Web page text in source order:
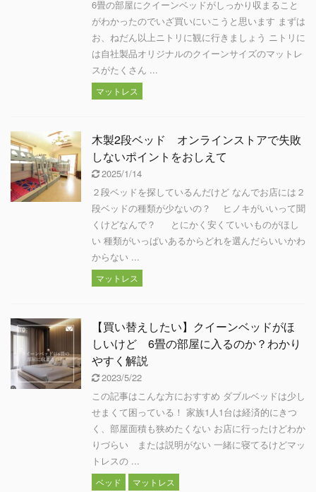
6畳の部屋にクイーンベッドがしっかり収まること
がわかったのでいざ買いにいこうと思います まずは
お、ねだん以上ニトリに観に行きましょう ニトリに
は自社製品オリジナルのクイーンサイズのマットレ
スがたくさん ...
マットレス
木製2段ベッド オンラインストアで失敗
しないポイントをおしえて
2025/1/14
２段ベッドを探しているんだけど なんでお店には２
段ベッドの種類が少ないの？ ヒノキがいいって聞
くけどなんで？ とにかく安くていいものがほし
い 種類がいっぱいあるからどれを選んだらいいかわ
からない ...
マットレス
【買い替えしたい】クイーンベッドがほ
しいけど 6畳の部屋に入るのか？わかり
やすく解説
2023/5/22
この記事はこんな方におすすめ ダブルベッドは少し
せまくて困っている！ 家族1人1台は経済的にきつ
く、部屋面積も狭めたくない お店に行ったけどわか
りづらい または説明がない 一緒に寝てるけどマッ
トレスの ...
ベッド マットレス